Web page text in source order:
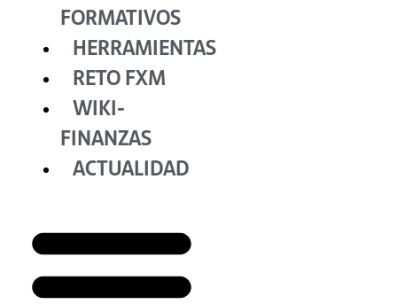
FORMATIVOS
HERRAMIENTAS
RETO FXM
WIKI-
FINANZAS
ACTUALIDAD